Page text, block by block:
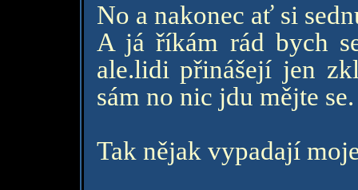
No a nakonec ať si
A já říkám rád bych
ale.lidi přinášejí jen
sám no nic jdu mějte se.
Tak nějak vypadají